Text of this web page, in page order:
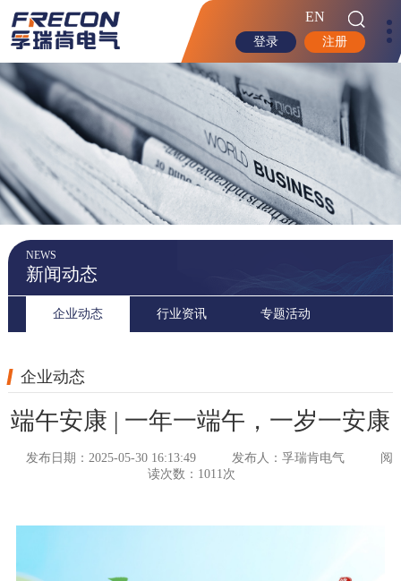
EN
登录 注册
NEWS
新闻动态
企业动态 行业资讯 专题活动
企业动态
端午安康 | 一年一端午，一岁一安康
发布日期：2025-05-30 16:13:49 发布人：孚瑞肯电气
阅
读次数：1011次